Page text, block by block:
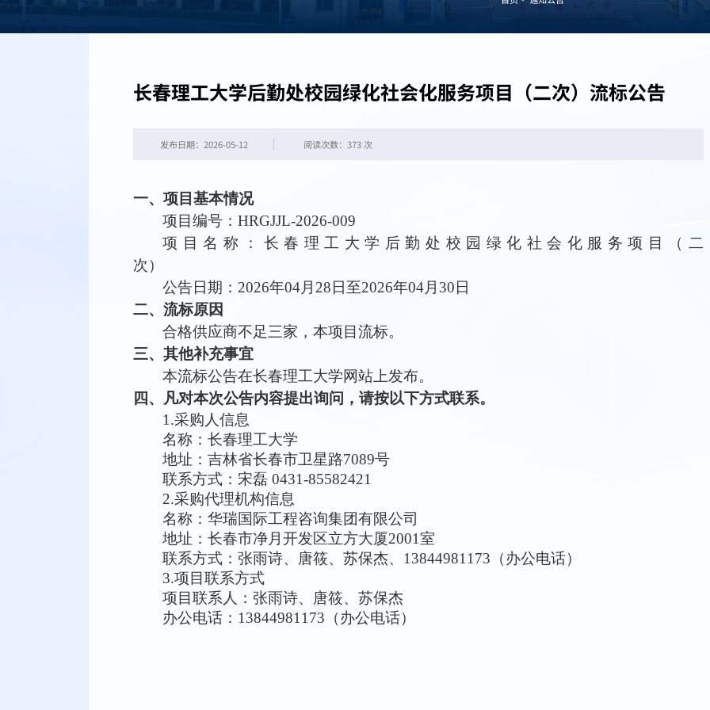
长春理工大学后勤处校园绿化社会化服务项目（二次）流标公告
发布日期：2026-05-12 阅读次数： 373 次
一、项目基本情况
项目编号： HRGJJL-2026-009
项目名称： 长春理工大学后勤处校园绿化社会化服务项目 （ 二
次 ）
公告日期： 2026年04月 28 日至2026年04月 30 日
二、 流标原因
合格供应商不足三家，本项目流标。
三、其他补充事宜
本流标公告在长春理工大学网站 上发布。
四、凡对本次公告内容提出询问，请按以下方式联系。
1.采购人信息
名称：长春理工大学
地址：吉林省长春市卫星路7089号
联系方式：宋磊 0431-85582421
2.采购代理机构信息
名称：华瑞国际工程咨询集团有限公司
地址：长春市净月开发区立方大厦2001室
联系方式：张雨诗、唐筱、苏保杰、 13844981173（办公电话）
3.项目联系方式
项目联系人：张雨诗、唐筱、苏保杰
办公电话： 13844981173（办公电话）